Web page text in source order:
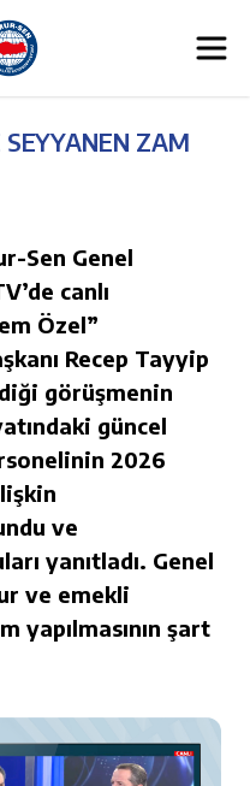
ZAM
Sen Genel
canlı
Özel”
Recep Tayyip
görüşmenin
güncel
2026
ve
yanıtladı. Genel
ve emekli
yapılmasının şart